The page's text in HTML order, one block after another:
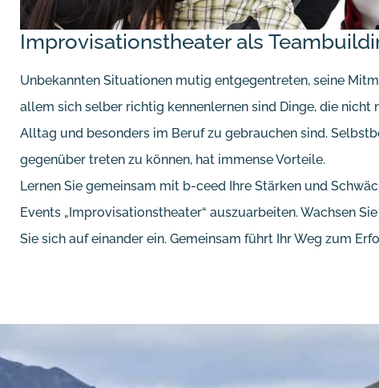
Improvisationstheater als
Unbekannten Situationen mutig entgegentreten, seine
allem sich selber richtig kennenlernen sind Dinge, die nicht
Alltag und besonders im Beruf zu gebrauchen sind.
gegenüber treten zu können, hat immense Vorteile.
Lernen Sie gemeinsam mit b-ceed Ihre Stärken und
Events „Improvisationstheater“ auszuarbeiten. Wachsen
Sie sich auf einander ein. Gemeinsam führt Ihr Weg zum